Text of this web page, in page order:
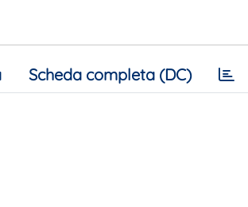
Scheda completa (DC)